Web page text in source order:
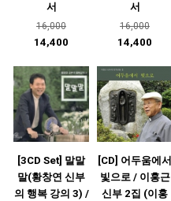
서
16,000
14,400
서
16,000
14,400
[3CD Set] 말말
말(황창연 신부
의 행복 강의 3) /
[CD] 어두움에서
빛으로 / 이홍근
신부 2집 (이홍